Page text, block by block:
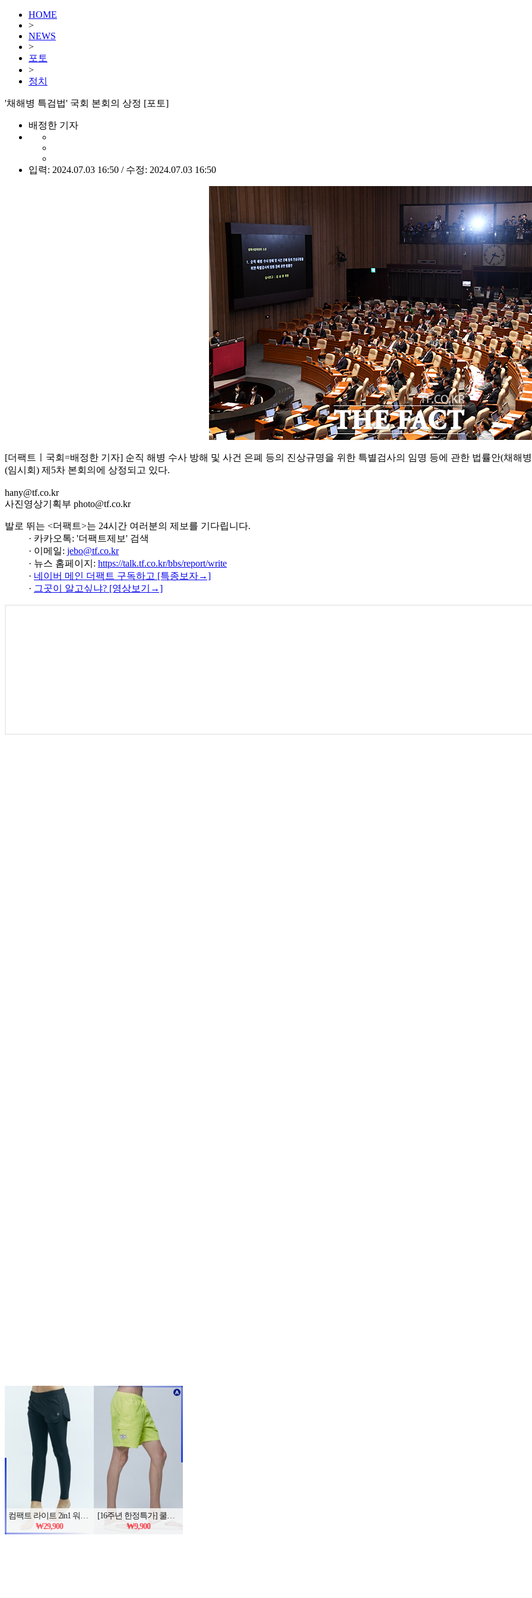
HOME
>
NEWS
>
포토
>
정치
'채해병 특검법' 국회 본회의 상정 [포토]
배정한 기자
입력: 2024.07.03 16:50 / 수정: 2024.07.03 16:50
[더팩트ㅣ국회=배정한 기자] 순직 해병 수사 방해 및 사건 은폐 등의 진상규명을 위한 특별검사의 임명 등에 관한 법률안(채해
(임시회) 제5차 본회의에 상정되고 있다.
hany@tf.co.kr
사진영상기획부 photo@tf.co.kr
발로 뛰는 <더팩트>는 24시간 여러분의 제보를 기다립니다.
· 카카오톡: '더팩트제보' 검색
· 이메일: jebo@tf.co.kr
· 뉴스 홈페이지: https://talk.tf.co.kr/bbs/report/write
· 네이버 메인 더팩트 구독하고 [특종보자→]
· 그곳이 알고싶냐? [영상보기→]